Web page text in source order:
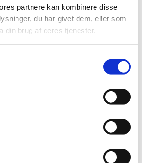
partnere kan kombinere disse
du har givet dem, eller som
din brug af deres tjenester.
regeringens strategi: Grønne indkøb for en
til økologi i kantinerne fraFællesstatslige
certificeret, naturskånsomt eller tilsvarende i
Cirkulære om miljø- og energihensyn ved statslige